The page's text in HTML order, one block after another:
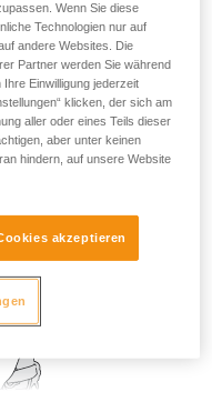
Wenn Sie diese
Technologien nur auf
andere Websites. Die
Partner werden Sie während
Einwilligung jederzeit
klicken, der sich am
aller oder eines Teils dieser
aber unter keinen
hindern, auf unsere Website
akzeptieren